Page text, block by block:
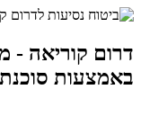
דרום קוריאה -
באמצעות